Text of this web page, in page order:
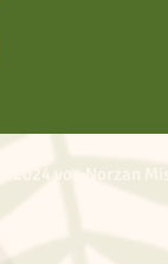
© 2024 von Norzan